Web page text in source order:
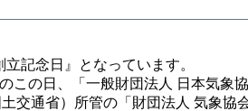
記念日』となっています。
この日、「一般財団法人 日本気象協
交通省）所管の「財団法人 気象協